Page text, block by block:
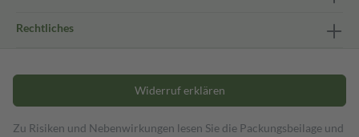
Rechtliches
Widerruf erklären
Zu Risiken und Nebenwirkungen lesen Sie die Packungsbeilage und